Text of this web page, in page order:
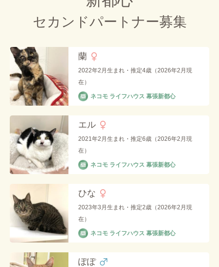
セカンドパートナー募集
蘭
2022年2月生まれ・推定4歳（2026年2月現
在）
ネコモ ライフハウス 幕張新都心
エル
2021年2月生まれ・推定6歳（2026年2月現
在）
ネコモ ライフハウス 幕張新都心
ひな
2023年3月生まれ・推定2歳（2026年2月現
在）
ネコモ ライフハウス 幕張新都心
ぽぽ